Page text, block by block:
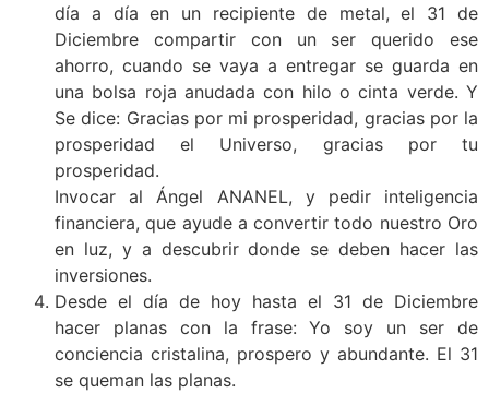
día a día en un recipiente de metal, el 31 de
Diciembre compartir con un ser querido ese
ahorro, cuando se vaya a entregar se guarda en
una bolsa roja anudada con hilo o cinta verde. Y
Se dice: Gracias por mi prosperidad, gracias por la
prosperidad el Universo, gracias por tu
prosperidad.
Invocar al Ángel ANANEL, y pedir inteligencia
financiera, que ayude a convertir todo nuestro Oro
en luz, y a descubrir donde se deben hacer las
inversiones.
Desde el día de hoy hasta el 31 de Diciembre
hacer planas con la frase: Yo soy un ser de
conciencia cristalina, prospero y abundante. El 31
se queman las planas.